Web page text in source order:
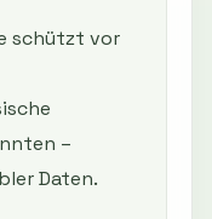
schützt vor
–
Daten.